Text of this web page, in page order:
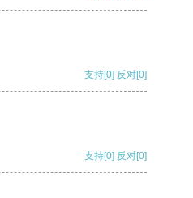
支持[0] 反对[0]
支持[0] 反对[0]